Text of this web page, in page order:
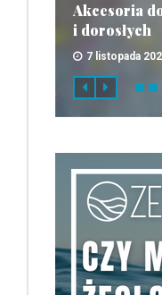
Akcesoria
i dorosłych
7 listopada